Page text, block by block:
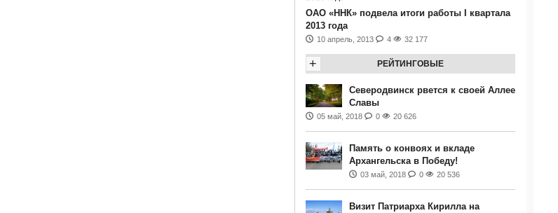
ОАО «ННК» подвела итоги работы I квартала
2013 года
10 апрель, 2013 4 32 177
РЕЙТИНГОВЫЕ
+
Северодвинск рвется к своей Аллее
Славы
05 май, 2018 0 20 626
Память о конвоях и вкладе
Архангельска в Победу!
03 май, 2018 0 20 536
Визит Патриарха Кирилла на